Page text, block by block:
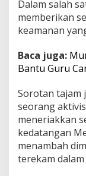
i
a
B
e
r
l
Dalam salah
memberikan
keamanan
Baca juga:
Bantu Guru
Sorotan tajam
seorang
meneriakkan
kedatangan
menambah
terekam dalam